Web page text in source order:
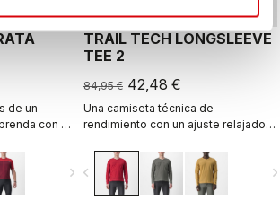
de un
con un
navigate_next
TRAIL TECH LONGSLEEVE
TEE 2
84,95 € 42,48 €
Una camiseta técnica de
rendimiento con un ajuste relajado
un paseo de aventura de todo el día
sin importar qué bicicleta elijas o por
qué superficie te desplaces. Esta
navigate_before